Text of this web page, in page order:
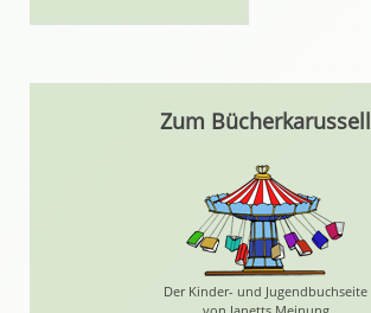
Zum Bücherkarussell
Der Kinder- und Jugendbuchseite